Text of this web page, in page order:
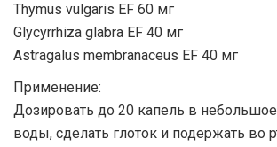
Thymus vulgaris EF 60 мг
Glycyrrhiza glabra EF 40 мг
Astragalus membranaceus EF 40 мг
Применение:
Дозировать до 20 капель в
воды, сделать глоток и подержать во